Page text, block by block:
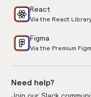
React
Via the React
Figma
Via the Premium
Need help?